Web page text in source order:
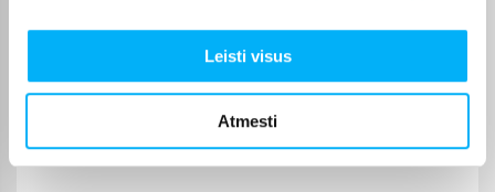
Leisti visus
Atmesti
Paspauskite paleidimo mygtuką, kad išgirstumėte tikrovišką
Automobilis taip pat turi: